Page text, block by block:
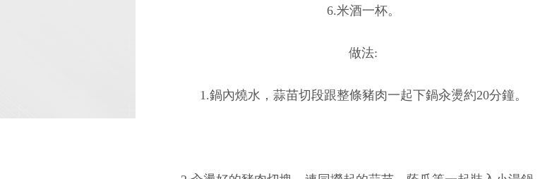
6.米酒一杯。
做法:
1.鍋內燒水，蒜苗切段跟整條豬肉一起下鍋汆燙約20分鐘。